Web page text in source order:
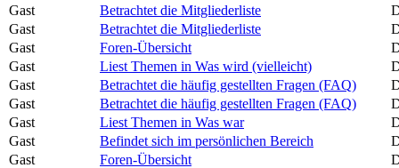
Gast
Betrachtet die Mitgliederliste
Gast
Betrachtet die Mitgliederliste
Gast
Foren-Übersicht
Gast
Liest Themen in Was wird (vielleicht)
Gast
Betrachtet die häufig gestellten Fragen (FAQ)
Gast
Betrachtet die häufig gestellten Fragen (FAQ)
Gast
Liest Themen in Was war
Gast
Befindet sich im persönlichen Bereich
Gast
Foren-Übersicht